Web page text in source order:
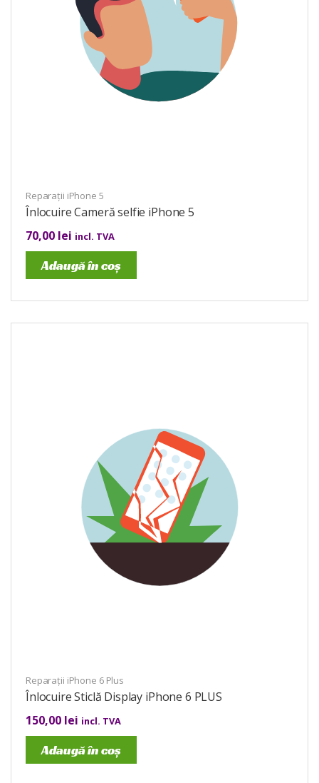
Reparații iPhone 5
Înlocuire Cameră selfie iPhone 5
70,00 lei incl. TVA
Adaugă în coș
Reparații iPhone 6 Plus
Înlocuire Sticlă Display iPhone 6 PLUS
150,00 lei incl. TVA
Adaugă în coș